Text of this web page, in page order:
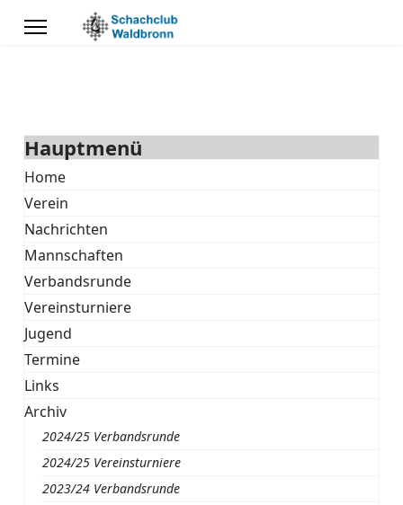
Hauptmenü
Home
Verein
Nachrichten
Mannschaften
Verbandsrunde
Vereinsturniere
Jugend
Termine
Links
Archiv
2024/25 Verbandsrunde
2024/25 Vereinsturniere
2023/24 Verbandsrunde